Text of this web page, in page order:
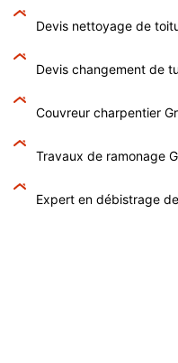
Devis nettoyage de
Devis changement de
Couvreur charpentier
Travaux de ramonage
Expert en débistrage